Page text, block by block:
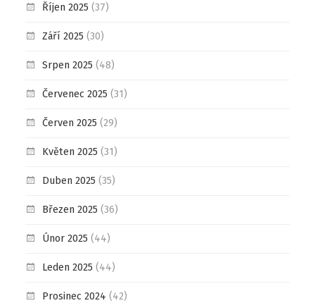
Říjen 2025 (37)
Září 2025 (30)
Srpen 2025 (48)
Červenec 2025 (31)
Červen 2025 (29)
Květen 2025 (31)
Duben 2025 (35)
Březen 2025 (36)
Únor 2025 (44)
Leden 2025 (44)
Prosinec 2024 (42)